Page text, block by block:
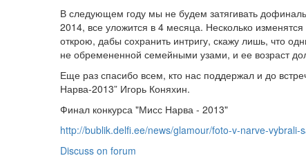
В следующем году мы не будем затягивать
2014, все уложится в 4 месяца. Несколько
открою, дабы сохранить интригу, скажу лишь, что
не обремененной семейными узами, и ее возраст
Еще раз спасибо всем, кто нас поддержал и до
Нарва-2013” Игорь Коняхин.
Финал конкурса "Мисс Нарва - 2013"
http://bublik.delfi.ee/news/glamour/foto-v-narve-
Discuss on forum